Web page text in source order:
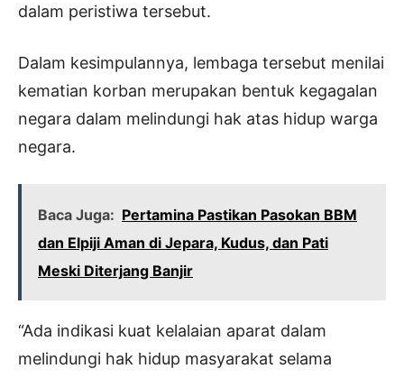
dalam peristiwa tersebut.
Dalam kesimpulannya, lembaga tersebut menilai
kematian korban merupakan bentuk kegagalan
negara dalam melindungi hak atas hidup warga
negara.
Baca Juga: Pertamina Pastikan Pasokan BBM
dan Elpiji Aman di Jepara, Kudus, dan Pati
Meski Diterjang Banjir
“Ada indikasi kuat kelalaian aparat dalam
melindungi hak hidup masyarakat selama